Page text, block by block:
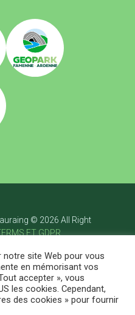
© 2026 All Right
ET GDPR
site Web pour vous
en mémorisant vos
accepter », vous
les cookies. Cependant,
des cookies » pour fournir